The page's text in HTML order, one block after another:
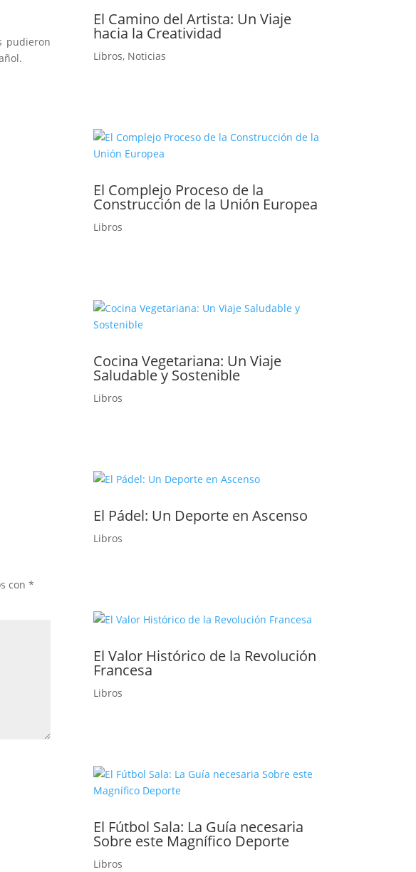
pudieron
con*
El Camino del Artista: Un Viaje
hacia la Creatividad
Libros, Noticias
El Complejo Proceso de la
Construcción de la Unión Europea
Libros
Cocina Vegetariana: Un Viaje
Saludable y Sostenible
Libros
El Pádel: Un Deporte en Ascenso
Libros
El Valor Histórico de la Revolución
Francesa
Libros
El Fútbol Sala: La Guía necesaria
Sobre este Magnífico Deporte
Libros